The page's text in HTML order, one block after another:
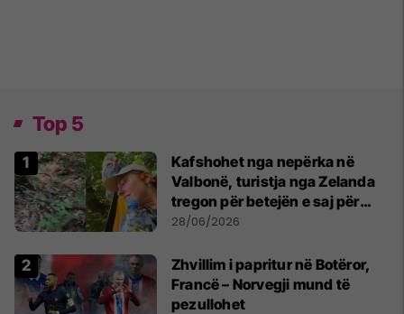
Top 5
Kafshohet nga nepërka në
Valbonë, turistja nga Zelanda
tregon për betejën e saj për
mbijetesë
28/06/2026
Zhvillim i papritur në Botëror,
Francë – Norvegji mund të
pezullohet